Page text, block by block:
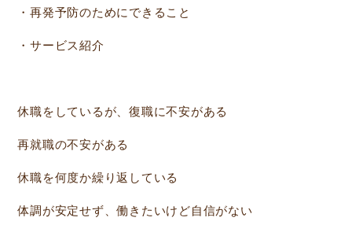
・再発予防のためにできること
・サービス紹介
休職をしているが、復職に不安がある
再就職の不安がある
休職を何度か繰り返している
体調が安定せず、働きたいけど自信がない